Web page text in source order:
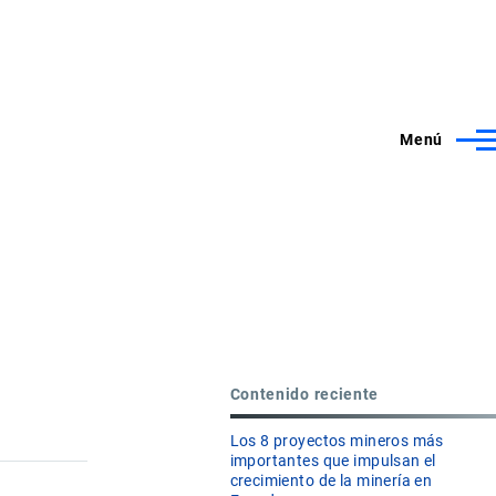
Menú
Contenido reciente
Los 8 proyectos mineros más
importantes que impulsan el
crecimiento de la minería en